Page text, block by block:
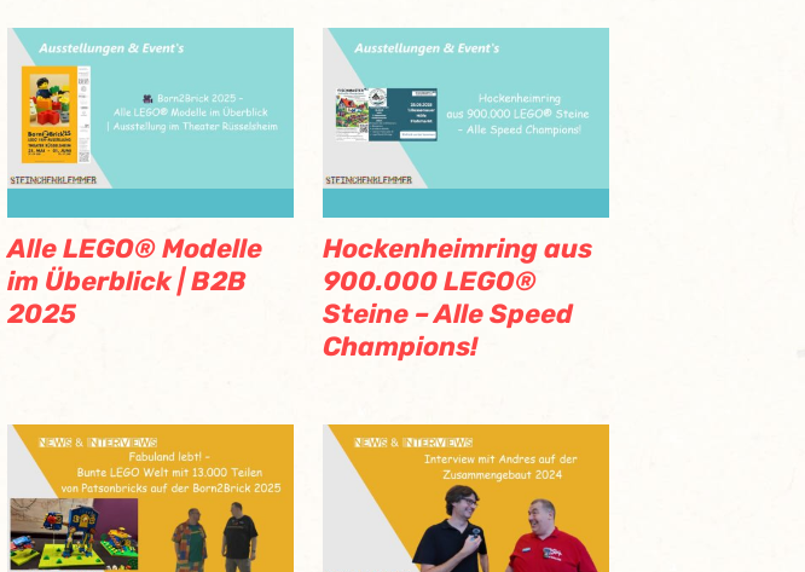
Alle LEGO® Modelle
im Überblick | B2B
2025
Hockenheimring aus
900.000 LEGO®
Steine – Alle Speed
Champions!